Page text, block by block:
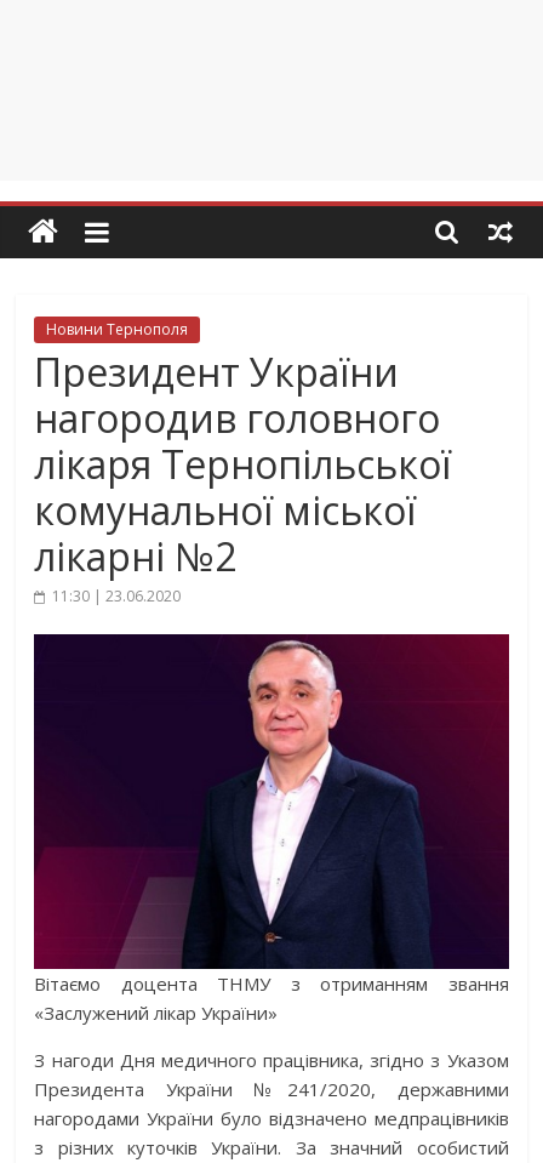
Новини Тернополя
Президент України
нагородив головного
лікаря Тернопільської
комунальної міської
лікарні №2
11:30 | 23.06.2020
Вітаємо доцента ТНМУ з отриманням звання
«Заслужений лікар України»
З нагоди Дня медичного працівника, згідно з Указом
Президента України №241/2020, державними
нагородами України було відзначено медпрацівників
з різних куточків України. За значний особистий